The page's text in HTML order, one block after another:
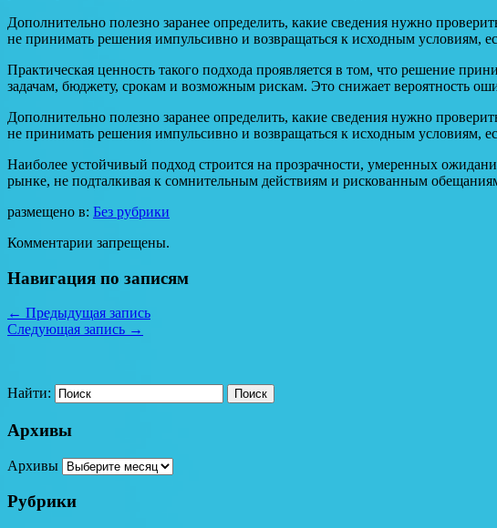
Дополнительно полезно заранее определить, какие сведения нужно
не принимать решения импульсивно и возвращаться к исходным условиям,
Практическая ценность такого подхода проявляется в том, что решение
задачам, бюджету, срокам и возможным рискам. Это снижает вероятность
Дополнительно полезно заранее определить, какие сведения нужно
не принимать решения импульсивно и возвращаться к исходным условиям,
Наиболее устойчивый подход строится на прозрачности, умеренных
рынке, не подталкивая к сомнительным действиям и рискованным
размещено в: Без рубрики
Комментарии запрещены.
Навигация по записям
← Предыдущая запись
Следующая запись →
Найти:
Архивы
Архивы
Рубрики